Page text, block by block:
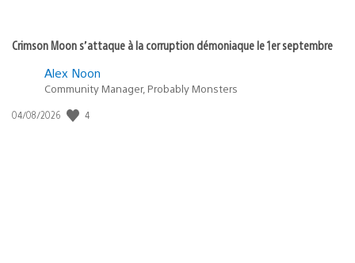
Crimson Moon s’attaque à la corruption démoniaque le 1er septembre
Alex Noon
Community Manager, Probably Monsters
Date
04/08/2026 4